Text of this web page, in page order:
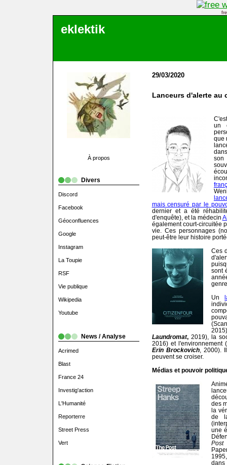
eklektik
À propos
Divers
Discord
Facebook
Géoconfluences
Google
Instagram
La Toupie
RSF
Vie publique
Wikipedia
Youtube
News / Analyse
Acrimed
Blast
France 24
Investig'action
L'Humanité
Reporterre
Street Press
Vert
29/03/2020
Lanceurs d'alerte au
un
que
son
mais censuré par le
dernier et a été
d'enquête), et la médecin
également court-circuitée
vie. Ces personnages
peut-être leur histoire
Ces
sont
Un
Laundromat,2019), la
2016) et l'environnement
Erin Brockovich, 2000).
peuvent se croiser.
Médias et pouvoir
des
la
de
une
Post